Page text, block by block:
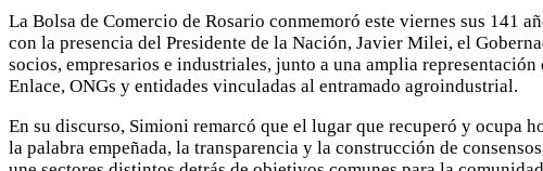
La Bolsa de Comercio de Rosario conmemoró este viernes sus 141
con la presencia del Presidente de la Nación, Javier Milei, el
socios, empresarios e industriales, junto a una amplia
Enlace, ONGs y entidades vinculadas al entramado agroindustrial.
En su discurso, Simioni remarcó que el lugar que recuperó y ocupa
la palabra empeñada, la transparencia y la construcción de